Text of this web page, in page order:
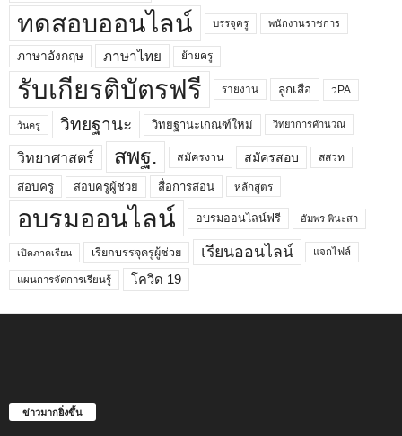
ทดสอบออนไลน์ บรรจุครู พนักงานราชการ
ภาษาอังกฤษ ภาษาไทย ย้ายครู
รับเกียรติบัตรฟรี รายงาน ลูกเสือ วPA
วันครู วิทยฐานะ วิทยฐานะเกณฑ์ใหม่ วิทยาการคำนวณ
วิทยาศาสตร์ สพฐ. สมัครงาน สมัครสอบ สสวท
สอบครู สอบครูผู้ช่วย สื่อการสอน หลักสูตร
อบรมออนไลน์ อบรมออนไลน์ฟรี อัมพร พินะสา
เปิดภาคเรียน เรียกบรรจุครูผู้ช่วย เรียนออนไลน์ แจกไฟล์
แผนการจัดการเรียนรู้ โควิด 19
ข่าวมากยิ่งขึ้น